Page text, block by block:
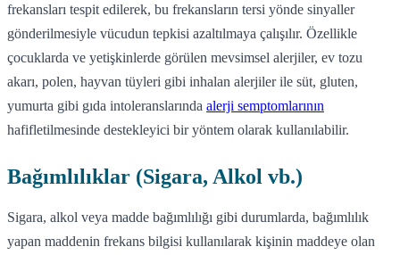
frekansları tespit edilerek, bu frekansların tersi yönde sinyaller
gönderilmesiyle vücudun tepkisi azaltılmaya çalışılır. Özellikle
çocuklarda ve yetişkinlerde görülen mevsimsel alerjiler, ev tozu
akarı, polen, hayvan tüyleri gibi inhalan alerjiler ile süt, gluten,
yumurta gibi gıda intoleranslarında alerji semptomlarının
hafifletilmesinde destekleyici bir yöntem olarak kullanılabilir.
Bağımlılıklar (Sigara, Alkol vb.)
Sigara, alkol veya madde bağımlılığı gibi durumlarda, bağımlılık
yapan maddenin frekans bilgisi kullanılarak kişinin maddeye olan